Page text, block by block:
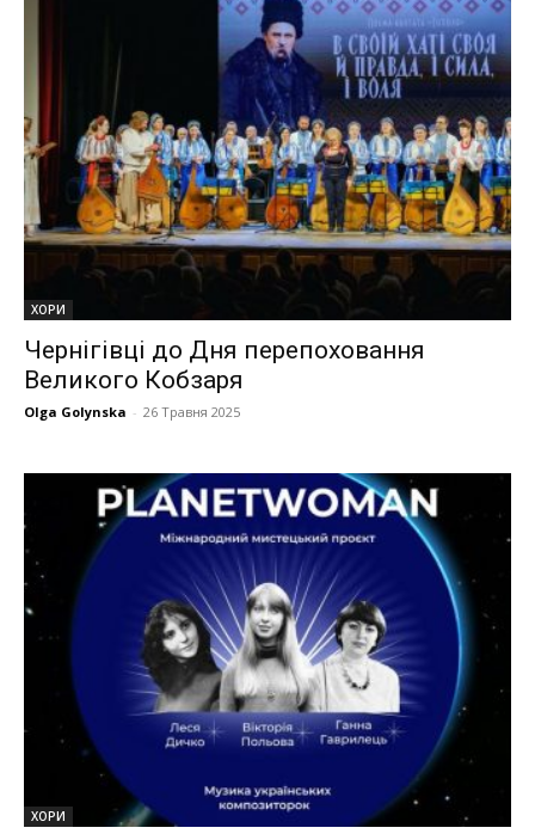
ХОРИ
Чернігівці до Дня перепоховання
Великого Кобзаря
Olga Golynska - 26 Травня 2025
ХОРИ